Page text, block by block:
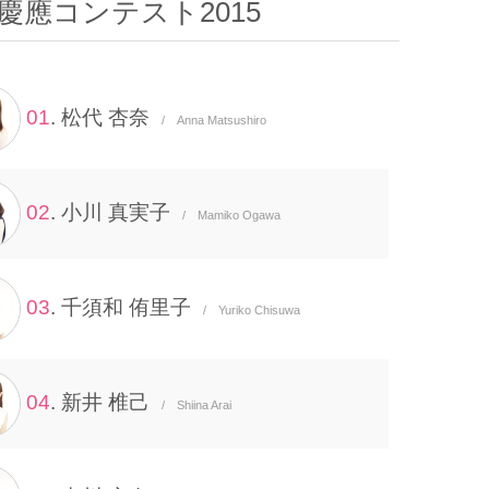
應コンテスト2015
01. 松代 杏奈 / Anna Matsushiro
02. 小川 真実子 / Mamiko Ogawa
03. 千須和 侑里子 / Yuriko Chisuwa
04. 新井 椎己 / Shiina Arai